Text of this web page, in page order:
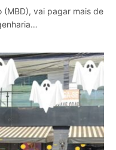
(MBD), vai pagar mais de